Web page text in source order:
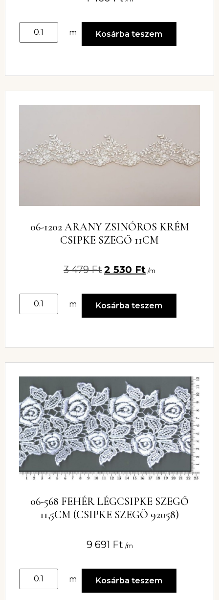
m Kosárba teszem
06-1202 ARANY ZSINÓROS KRÉM
CSIPKE SZEGŐ 11CM
3 479Ft2 530 Ft /m
m Kosárba teszem
06-568 FEHÉR LÉGCSIPKE SZEGŐ
11,5CM (CSIPKE SZEGÖ 92058)
9 691 Ft /m
m Kosárba teszem